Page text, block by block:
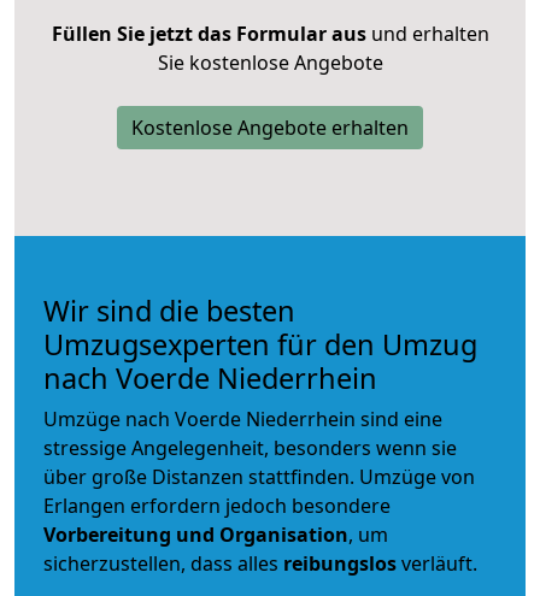
Füllen Sie jetzt das Formular ausund erhalten
Sie kostenlose Angebote
Kostenlose Angebote erhalten
Wir sind die besten
Umzugsexperten für den Umzug
nach Voerde Niederrhein
Umzüge nach Voerde Niederrhein sind eine
stressige Angelegenheit, besonders wenn sie
über große Distanzen stattfinden. Umzüge von
Erlangen erfordern jedoch besondere
Vorbereitung und Organisation, um
sicherzustellen, dass alles reibungslosverläuft.